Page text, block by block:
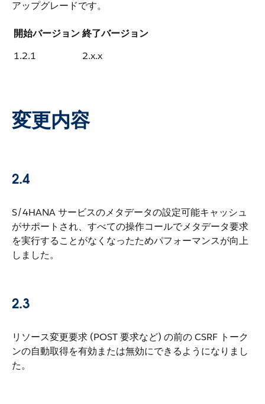
アップグレードです。
開始バージョン終了バージョン
1.2.1
2.x.x
変更内容
2.4
S/4HANA サービスのメタデータの設定可能キャッシュ
がサポートされ、すべての操作コールでメタデータ要求
を実行することがなくなったためパフォーマンスが向上
しました。
2.3
リソース変更要求 (POST 要求など) の前の CSRF トーク
ンの自動取得を有効または無効にできるようになりまし
た。